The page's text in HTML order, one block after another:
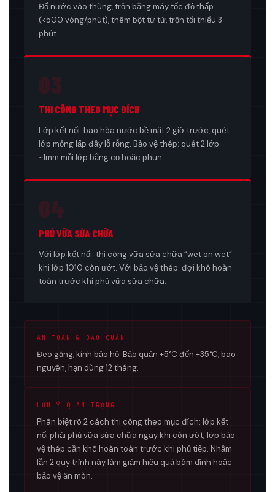
Đổ nước vào thùng, trộn bằng máy tốc độ thấp
(<500 vòng/phút), thêm bột từ từ, trộn tối thiểu 3
phút.
03
THI CÔNG THEO MỤC ĐÍCH
Lớp kết nối: bão hòa nước bề mặt 2 giờ trước, quét
lớp mỏng lấp đầy lỗ rỗng. Bảo vệ thép: quét 2 lớp
~1mm mỗi lớp bằng cọ hoặc phun.
04
PHỦ VỮA SỬA CHỮA
Với lớp kết nối: thi công vữa sửa chữa “wet on wet”
khi lớp 1010 còn ướt. Với bảo vệ thép: đợi khô hoàn
toàn trước khi phủ vữa sửa chữa.
AN TOÀN & BẢO QUẢN
Đeo găng, kính bảo hộ. Bảo quản +5°C đến +35°C, bao
nguyên, hạn dùng 12 tháng.
LƯU Ý QUAN TRỌNG
Phân biệt rõ 2 cách thi công theo mục đích: lớp kết
nối phải phủ vữa sửa chữa ngay khi còn ướt; lớp bảo
vệ thép cần khô hoàn toàn trước khi phủ tiếp. Nhầm
lẫn 2 quy trình này làm giảm hiệu quả bám dính hoặc
bảo vệ ăn mòn.